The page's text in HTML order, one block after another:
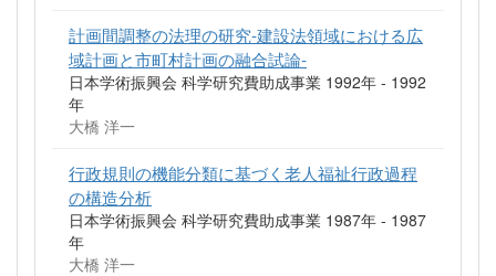
計画間調整の法理の研究-建設法領域における広
域計画と市町村計画の融合試論-
日本学術振興会 科学研究費助成事業 1992年 - 1992
年
大橋 洋一
行政規則の機能分類に基づく老人福祉行政過程
の構造分析
日本学術振興会 科学研究費助成事業 1987年 - 1987
年
大橋 洋一